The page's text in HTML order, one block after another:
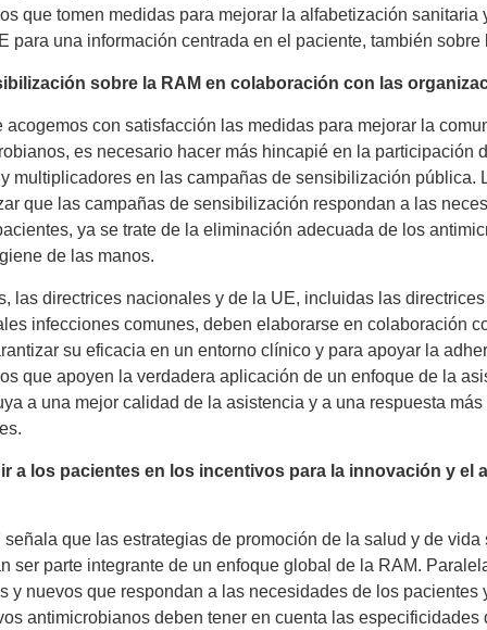
que tomen medidas para mejorar la alfabetización
para una información centrada en el paciente, también
sobre la RAM en colaboración con las
acogemos con satisfacción las medidas para mejorar la
es necesario hacer más hincapié en la participación
multiplicadores en las campañas de sensibilización pública.
que las campañas de sensibilización respondan a las
ya se trate de la eliminación adecuada de los
de las manos.
las directrices nacionales y de la UE, incluidas las
infecciones comunes, deben elaborarse en colaboración
su eficacia en un entorno clínico y para apoyar la
que apoyen la verdadera aplicación de un enfoque de la
a una mejor calidad de la asistencia y a una respuesta
a los pacientes en los incentivos para la innovación y el
señala que las estrategias de promoción de la salud y de
ser parte integrante de un enfoque global de la RAM.
y nuevos que respondan a las necesidades de los
antimicrobianos deben tener en cuenta las